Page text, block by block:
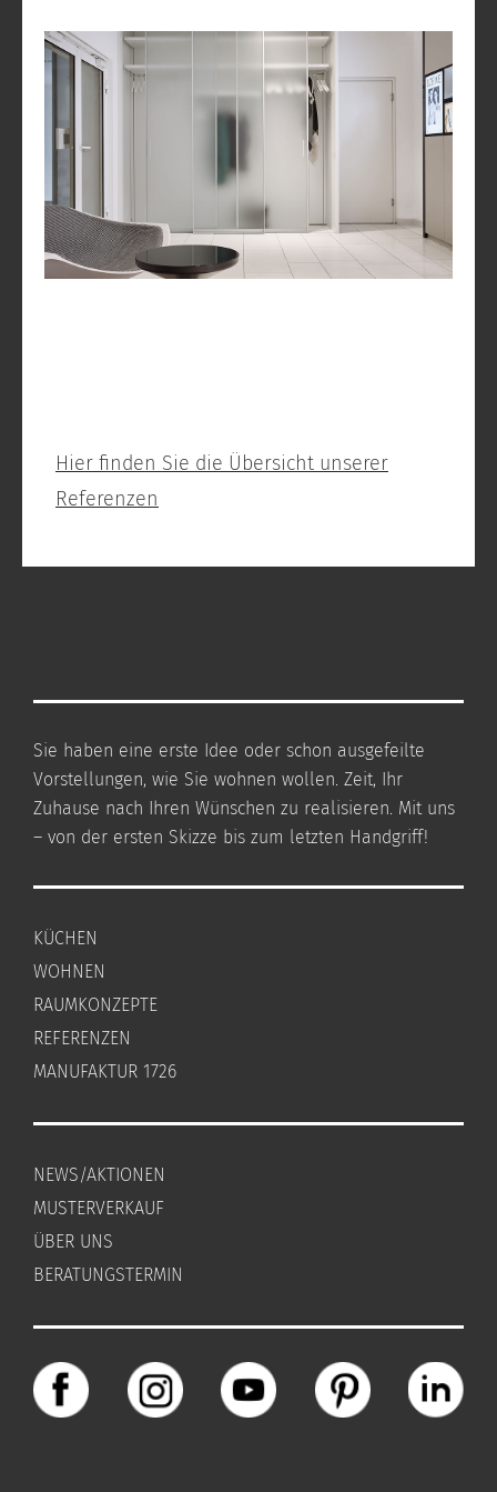
Hier finden Sie die Übersicht unserer
Referenzen
Sie haben eine erste Idee oder schon ausgefeilte
Vorstellungen, wie Sie wohnen wollen. Zeit, Ihr
Zuhause nach Ihren Wünschen zu realisieren. Mit uns
– von der ersten Skizze bis zum letzten Handgriff!
KÜCHEN
WOHNEN
RAUMKONZEPTE
REFERENZEN
MANUFAKTUR 1726
NEWS/AKTIONEN
MUSTERVERKAUF
ÜBER UNS
BERATUNGSTERMIN